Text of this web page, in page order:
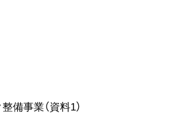
備事業（資料1）